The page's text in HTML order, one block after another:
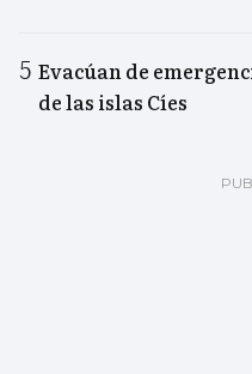
Evacúan de
de las islas Cíes